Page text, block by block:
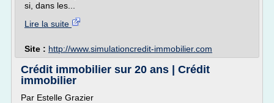
si, dans les...
Lire la suite
Site : http://www.simulationcredit-immobilier.com
Crédit immobilier sur 20 ans | Crédit
immobilier
Par Estelle Grazier